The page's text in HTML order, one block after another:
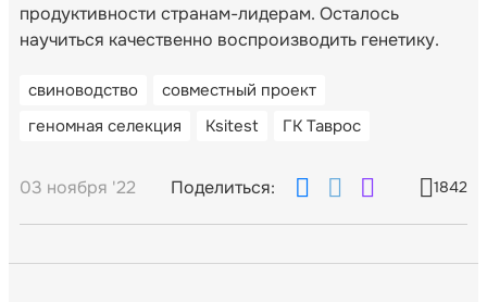
продуктивности странам-лидерам. Осталось
научиться качественно воспроизводить генетику.
свиноводство
совместный проект
геномная селекция
Ksitest ГК Таврос
03 ноября '22 Поделиться: 1842